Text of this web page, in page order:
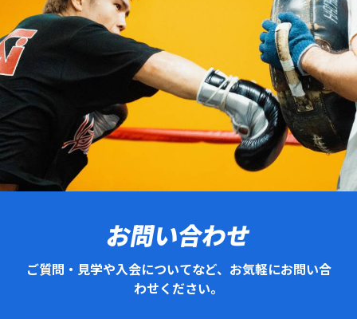
お問い合わせ
ご質問・見学や入会についてなど、お気軽にお問い合
わせください。